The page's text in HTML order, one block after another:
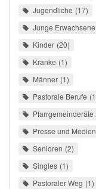
Jugendliche 17
Junge Erwachsene
Kinder 20
Kranke 1
Männer 1
Pastorale Berufe 1
Pfarrgemeinderäte
Presse und Medien
Senioren 2
Singles 1
Pastoraler Weg 1